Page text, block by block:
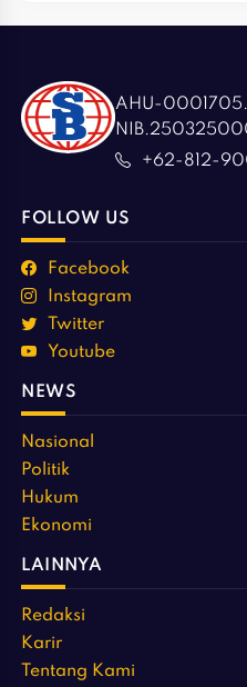
AHU-
+62-812-
FOLLOW US
Facebook
Instagram
Twitter
Youtube
NEWS
Nasional
Politik
Hukum
Ekonomi
LAINNYA
Redaksi
Karir
Tentang Kami